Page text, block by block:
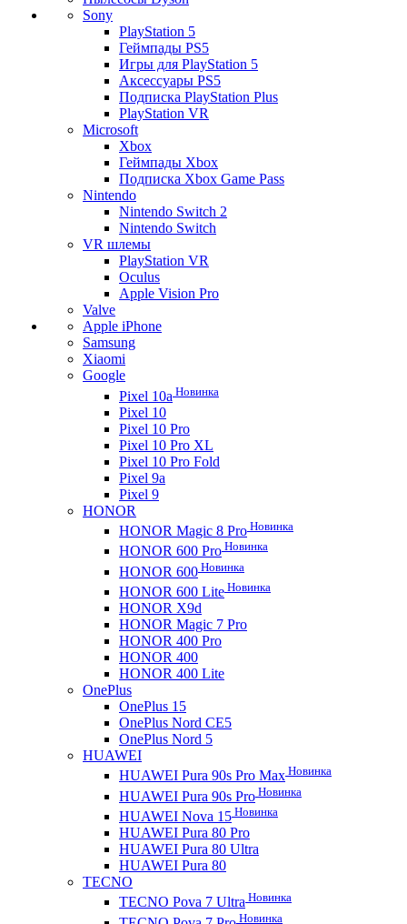
Sony
PlayStation 5
Геймпады PS5
Игры для PlayStation 5
Аксессуары PS5
Подписка PlayStation Plus
PlayStation VR
Microsoft
Xbox
Геймпады Xbox
Подписка Xbox Game Pass
Nintendo
Nintendo Switch 2
Nintendo Switch
VR шлемы
PlayStation VR
Oculus
Apple Vision Pro
Valve
Apple iPhone
Samsung
Xiaomi
Google
Pixel 10a Новинка
Pixel 10
Pixel 10 Pro
Pixel 10 Pro XL
Pixel 10 Pro Fold
Pixel 9a
Pixel 9
HONOR
HONOR Magic 8 Pro Новинка
HONOR 600 Pro Новинка
HONOR 600 Новинка
HONOR 600 Lite Новинка
HONOR X9d
HONOR Magic 7 Pro
HONOR 400 Pro
HONOR 400
HONOR 400 Lite
OnePlus
OnePlus 15
OnePlus Nord CE5
OnePlus Nord 5
HUAWEI
HUAWEI Pura 90s Pro Max Новинка
HUAWEI Pura 90s Pro Новинка
HUAWEI Nova 15 Новинка
HUAWEI Pura 80 Pro
HUAWEI Pura 80 Ultra
HUAWEI Pura 80
TECNO
TECNO Pova 7 Ultra Новинка
Новинка